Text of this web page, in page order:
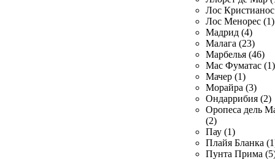
Лос
Лос Менорес (1)
Мадрид (4)
Малага (23)
Марбелья (46)
Мас Фуматас (1)
Мачер (1)
Морайра (3)
Ондаррибия (2)
Оропеса дель
(2)
Пау (1)
Плайя Бланка
Пунта Прима